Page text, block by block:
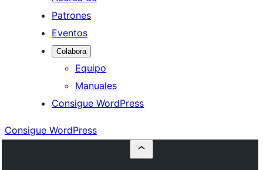
Patrones
Eventos
Colabora
Equipo
Manuales
Consigue WordPress
Consigue WordPress